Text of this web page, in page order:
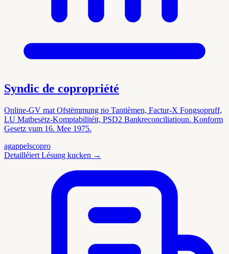
Syndic de copropriété
Online-GV mat Ofstëmmung no Tantièmen, Factur-X Fongsopruff,
LU Matbesëtz-Komptabilitéit, PSD2 Bankreconciliatioun. Konform
Gesetz vum 16. Mee 1975.
agappelscopro
Detailléiert Lésung kucken →